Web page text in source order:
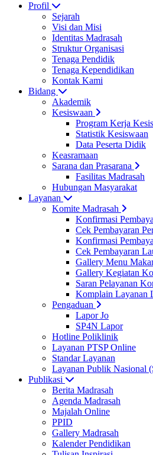
Profil
Sejarah
Visi dan Misi
Identitas Madrasah
Struktur Organisasi
Tenaga Pendidik
Tenaga Kependidikan
Kontak Kami
Bidang
Akademik
Kesiswaan
Program Kerja
Statistik Kesiswaan
Data Peserta Didik
Keasramaan
Sarana dan Prasarana
Fasilitas Madrasah
Hubungan Masyarakat
Layanan
Komite Madrasah
Konfirmasi
Cek Pembayaran
Konfirmasi
Cek Pembayaran
Gallery Menu
Gallery Kegiatan
Saran Pelayanan
Komplain Layanan
Pengaduan
Lapor Jo
SP4N Lapor
Hotline Poliklinik
Layanan PTSP Online
Standar Layanan
Layanan Publik Nasional
Publikasi
Berita Madrasah
Agenda Madrasah
Majalah Online
PPID
Gallery Madrasah
Kalender Pendidikan